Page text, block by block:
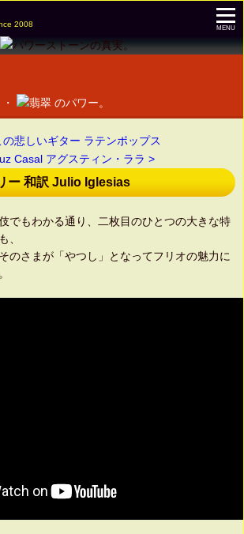
2008 MENU
のパワー。
悲しいギター ラテンポップス
Casal アグスティン・ララ >
ー 和訳 Julio Iglesias
でもわかる通り、二枚目のひとつの大きな特
、
のさまが「やつし」となってフリオの魅力に